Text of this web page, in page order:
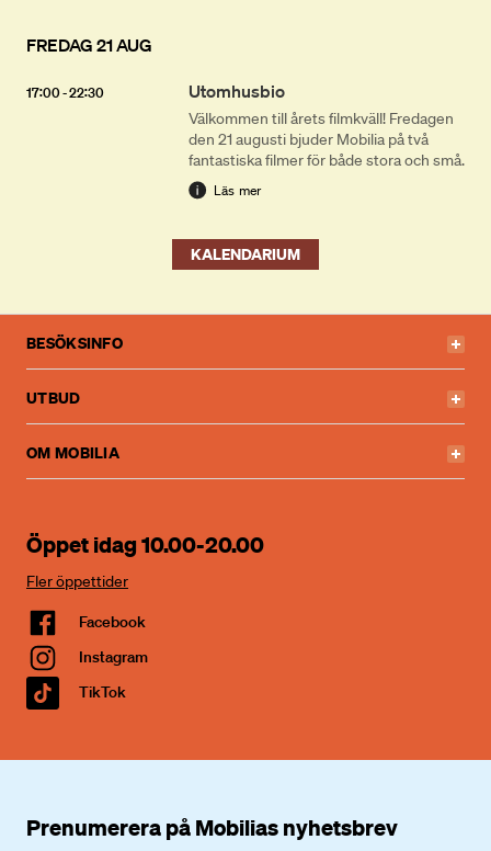
FREDAG 21 AUG
17:00 - 22:30 Utomhusbio
Välkommen till årets filmkväll! Fredagen
den 21 augusti bjuder Mobilia på två
fantastiska filmer för både stora och små.
Läs mer
KALENDARIUM
BESÖKSINFO
UTBUD
OM MOBILIA
Öppet idag 10.00-20.00
Fler öppettider
Facebook
Instagram
TikTok
Prenumerera på Mobilias nyhetsbrev